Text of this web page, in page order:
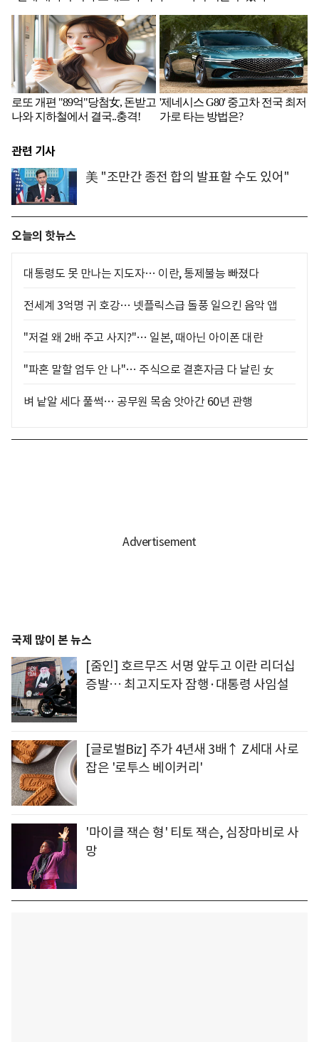
관련 기사
美 "조만간 종전 합의 발표할 수도 있어"
오늘의 핫뉴스
대통령도 못 만나는 지도자… 이란, 통제불능 빠졌다
전세계 3억명 귀 호강… 넷플릭스급 돌풍 일으킨 음악 앱
"저걸 왜 2배 주고 사지?"… 일본, 때아닌 아이폰 대란
"파혼 말할 엄두 안 나"… 주식으로 결혼자금 다 날린 女
벼 낱알 세다 풀썩… 공무원 목숨 앗아간 60년 관행
국제 많이 본 뉴스
[줌인] 호르무즈 서명 앞두고 이란 리더십
증발… 최고지도자 잠행·대통령 사임설
[글로벌Biz] 주가 4년새 3배↑ Z세대 사로
잡은 '로투스 베이커리'
'마이클 잭슨 형' 티토 잭슨, 심장마비로 사
망